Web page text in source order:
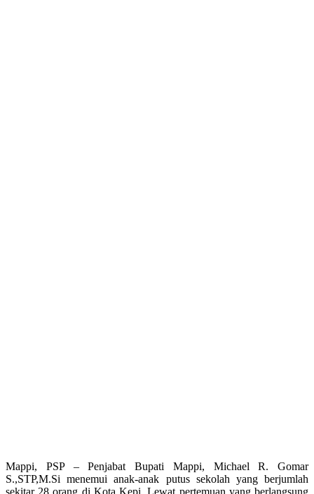
Mappi, PSP – Penjabat Bupati Mappi, Michael R. Gomar
S.,STP,M.Si menemui anak-anak putus sekolah yang berjumlah
sekitar 28 orang di Kota Kepi. Lewat pertemuan yang berlangsung